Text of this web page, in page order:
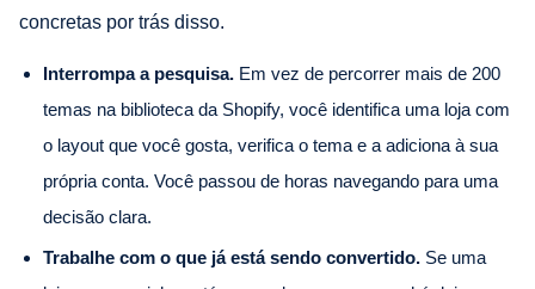
concretas por trás disso.
Interrompa a pesquisa. Em vez de percorrer mais de 200
temas na biblioteca da Shopify, você identifica uma loja com
o layout que você gosta, verifica o tema e a adiciona à sua
própria conta. Você passou de horas navegando para uma
decisão clara.
Trabalhe com o que já está sendo convertido. Se uma